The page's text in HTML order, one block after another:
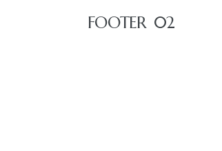
FOOTER 02